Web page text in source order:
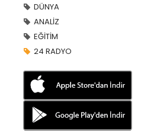
DÜNYA
ANALİZ
EĞİTİM
24 RADYO